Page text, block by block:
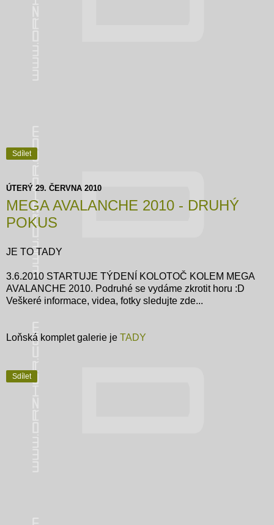
Sdílet
ÚTERÝ 29. ČERVNA 2010
MEGA AVALANCHE 2010 - DRUHÝ
POKUS
JE TO TADY
3.6.2010 STARTUJE TÝDENÍ KOLOTOČ KOLEM MEGA
AVALANCHE 2010. Podruhé se vydáme zkrotit horu :D
Veškeré informace, videa, fotky sledujte zde...
Loňská komplet galerie je TADY
Sdílet